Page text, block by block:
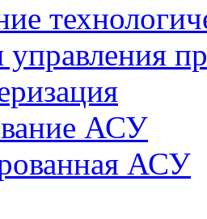
АСУ
АСУ